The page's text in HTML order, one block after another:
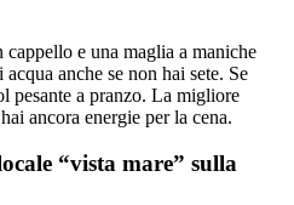
cappello e una maglia a maniche
anche se non hai sete. Se
pesante a pranzo. La migliore
ancora energie per la cena.
“vista mare” sulla